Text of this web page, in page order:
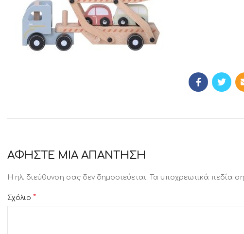
ΑΦΉΣΤΕ ΜΙΑ ΑΠΆΝΤΗΣΗ
Η ηλ. διεύθυνση σας δεν δημοσιεύεται. Τα υποχρεωτικά πεδία
Σχόλιο *